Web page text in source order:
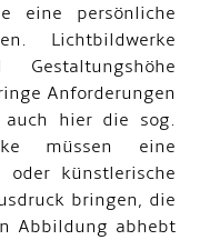
eine persönliche
Lichtbildwerke
Anforderungen
hier die sog.
müssen eine
oder künstlerische
bringen, die
Abbildung abhebt